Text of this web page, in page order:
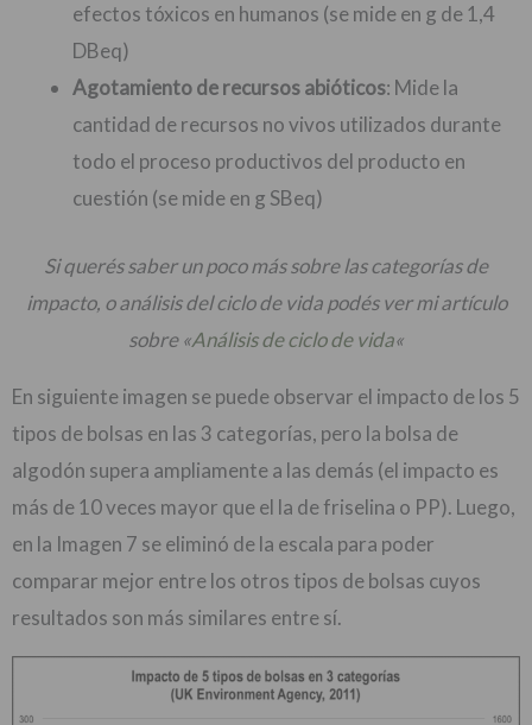
efectos tóxicos en humanos (se mide en g de 1,4
DBeq)
Agotamiento de recursos abióticos: Mide la
cantidad de recursos no vivos utilizados durante
todo el proceso productivos del producto en
cuestión (se mide en g SBeq)
Si querés saber un poco más sobre las categorías de
impacto, o análisis del ciclo de vida podés ver mi artículo
sobre «Análisis de ciclo de vida«
En siguiente imagen se puede observar el impacto de los 5
tipos de bolsas en las 3 categorías, pero la bolsa de
algodón supera ampliamente a las demás (el impacto es
más de 10 veces mayor que el la de friselina o PP). Luego,
en la Imagen 7 se eliminó de la escala para poder
comparar mejor entre los otros tipos de bolsas cuyos
resultados son más similares entre sí.